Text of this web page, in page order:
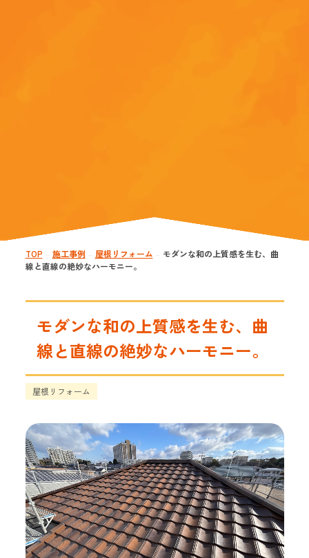
TOP 施工事例 屋根リフォーム
モダンな和の上質感を生む、曲
線と直線の絶妙なハーモニー。
モダンな和の上質感を生む、曲
線と直線の絶妙なハーモニー。
屋根リフォーム